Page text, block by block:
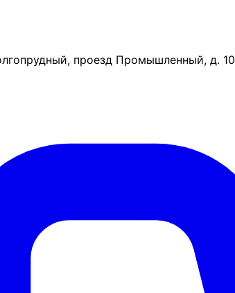
проезд Промышленный, д. 10